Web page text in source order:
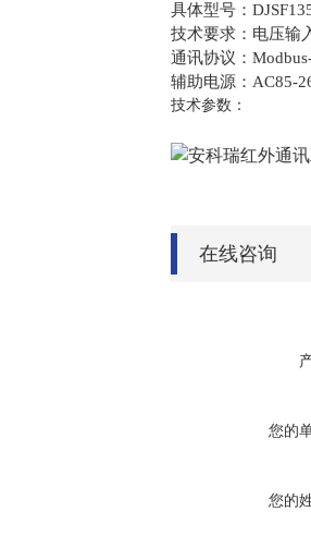
具体型号：
技术要求：电压输
通讯协议：
辅助电源：AC85-
技术参数：
在线咨询
您的
您的